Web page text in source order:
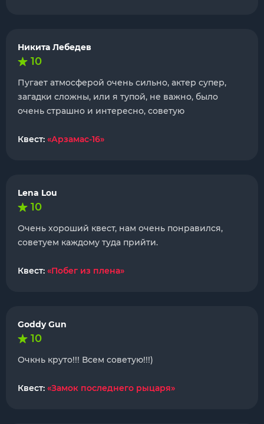
Никита Лебедев
10
Пугает атмосферой очень сильно, актер супер,
загадки сложны, или я тупой, не важно, было
очень страшно и интересно, советую
Квест: «Арзамас-16»
Lena Lou
10
Очень хороший квест, нам очень понравился,
советуем каждому туда прийти.
Квест: «Побег из плена»
Goddy Gun
10
Очкнь круто!!! Всем советую!!!)
Квест: «Замок последнего рыцаря»